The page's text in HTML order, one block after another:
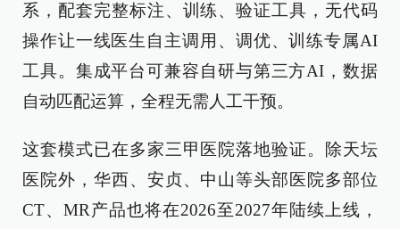
系，配套完整标注、训练、验证工具，无代码
操作让一线医生自主调用、调优、训练专属AI
工具。集成平台可兼容自研与第三方AI，数据
自动匹配运算，全程无需人工干预。
这套模式已在多家三甲医院落地验证。除天坛
医院外，华西、安贞、中山等头部医院多部位
CT、MR产品也将在2026至2027年陆续上线，